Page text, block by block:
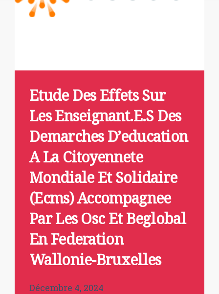
Etude Des Effets Sur
Les Enseignant.E.S Des
Demarches D’education
A La Citoyennete
Mondiale Et Solidaire
(Ecms) Accompagnee
Par Les Osc Et Beglobal
En Federation
Wallonie-Bruxelles
Décembre 4, 2024